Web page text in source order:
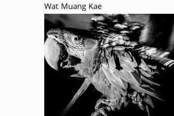
Wat Muang Kae